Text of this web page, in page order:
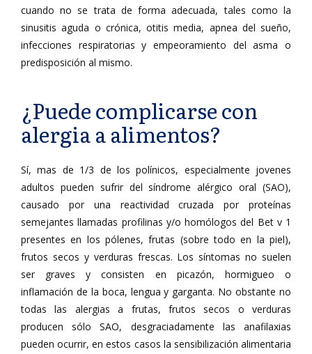
cuando no se trata de forma adecuada, tales como la
sinusitis aguda o crónica, otitis media, apnea del sueño,
infecciones respiratorias y empeoramiento del asma o
predisposición al mismo.
¿Puede complicarse con
alergia a alimentos?
Sí, mas de 1/3 de los polínicos, especialmente jovenes
adultos pueden sufrir del síndrome alérgico oral (SAO),
causado por una reactividad cruzada por proteínas
semejantes llamadas profilinas y/o homólogos del Bet v 1
presentes en los pólenes, frutas (sobre todo en la piel),
frutos secos y verduras frescas. Los síntomas no suelen
ser graves y consisten en picazón, hormigueo o
inflamación de la boca, lengua y garganta. No obstante no
todas las alergias a frutas, frutos secos o verduras
producen sólo SAO, desgraciadamente las anafilaxias
pueden ocurrir, en estos casos la sensibilización alimentaria